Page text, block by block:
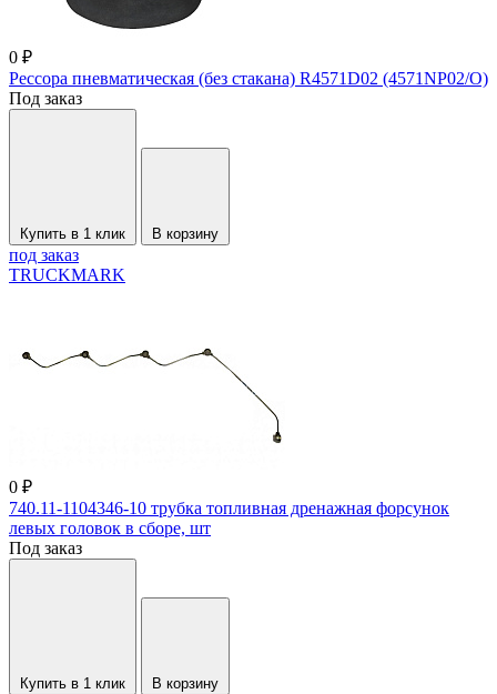
0 ₽
Рессора пневматическая (без стакана) R4571D02 (4571NP02/O)
Под заказ
Купить в 1 клик В корзину
под заказ
TRUCKMARK
0 ₽
740.11-1104346-10 трубка топливная дренажная форсунок
левых головок в сборе, шт
Под заказ
Купить в 1 клик В корзину